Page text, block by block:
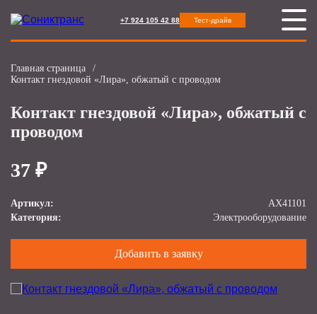
+7 924 105 42 88 Тест-драйв
Главная страница
/
Контакт гнездовой «Лира», обжатый с проводом
Контакт гнездовой «Лира», обжатый с
проводом
37 ₽
Артикул:
AX41101
Категория:
Электрооборудование
Добавить в заявку